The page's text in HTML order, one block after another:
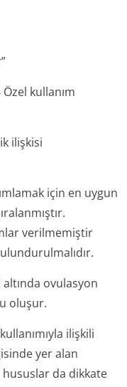
kullanım
ilişkisi
için en uygun
verilmemiştir
ovulasyon
oluşur.
ilişkili
yer alan
da dikkate